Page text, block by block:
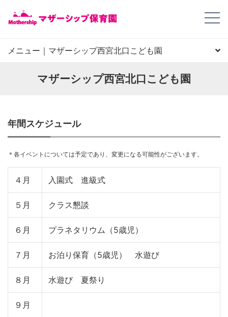
メニュー｜マザーシップ西宮北口こども園
園長からのごあいさつ
地図、住所
デイリープログラム
年間スケジュール
園児申し込み
健康及び安全の取り組み
マザーシップ西宮北口こども園
年間スケジュール
＊各イベントについては予定であり、変更になる可能性がございます。
４月 入園式 進級式
５月 クラス懇談
６月 プラネタリウム（5歳児）
７月 お泊り保育（5歳児） 水遊び
８月 水遊び 夏祭り
９月